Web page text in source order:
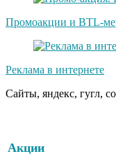
Промоакции и BTL-
Реклама в интернете
Сайты, яндекс, гугл,
Акции